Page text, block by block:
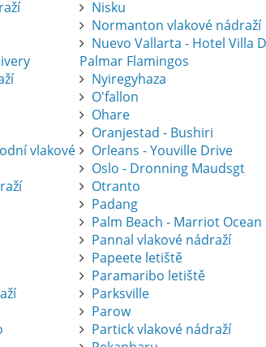
vlakové
Nisku
Normanton vlakové nádraží
Nuevo Vallarta - Hotel Villa
Palmar Flamingos
Nyiregyhaza
O'fallon
Ohare
Oranjestad - Bushiri
Orleans - Youville Drive
Oslo - Dronning Maudsgt
Otranto
Padang
Palm Beach - Marriot Ocean
Pannal vlakové nádraží
Papeete letiště
Paramaribo letiště
Parksville
Parow
Partick vlakové nádraží